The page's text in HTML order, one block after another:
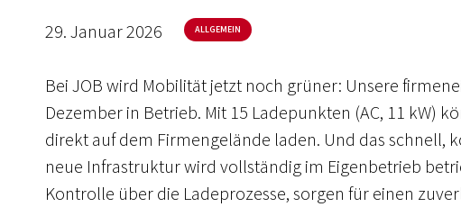
29. Januar 2026 ALLGEMEIN
Bei JOB wird Mobilität jetzt noch grüner: Unsere
Dezember in Betrieb. Mit 15 Ladepunkten (AC, 11 kW)
direkt auf dem Firmengelände laden. Und das schnell,
neue Infrastruktur wird vollständig im Eigenbetrieb
Kontrolle über die Ladeprozesse, sorgen für einen